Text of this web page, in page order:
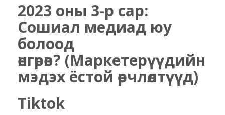
2023 оны 3-р сар:
Сошиал медиад юу
болоод
өнгөрөв? (Маркетерүүдийн
мэдэх ёстой өөрчлөлтүүд)
Tiktok